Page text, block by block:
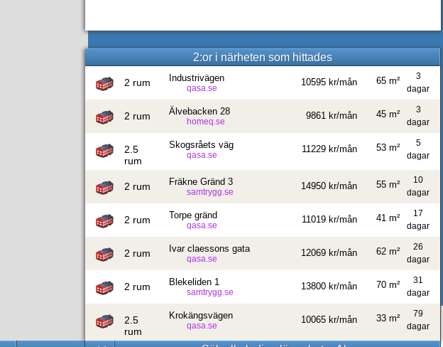
2:or i närheten som hittades
2 rum Industrivägen
qasa.se
10595 kr/mån
3
dagar
65 m²
2 rum Älvebacken 28
homeq.se
9861 kr/mån
3
dagar
45 m²
2.5
rum
Skogsråets väg
qasa.se
11229 kr/mån
5
dagar
53 m²
2 rum Fräkne Gränd 3
samtrygg.se
14950 kr/mån
10
dagar
55 m²
2 rum Torpe gränd
qasa.se
11019 kr/mån
17
dagar
41 m²
2 rum Ivar claessons gata
qasa.se
12069 kr/mån
26
dagar
62 m²
2 rum Blekeliden 1
samtrygg.se
13800 kr/mån
31
dagar
70 m²
2.5
rum
Krokängsvägen
qasa.se
10065 kr/mån
79
dagar
33 m²